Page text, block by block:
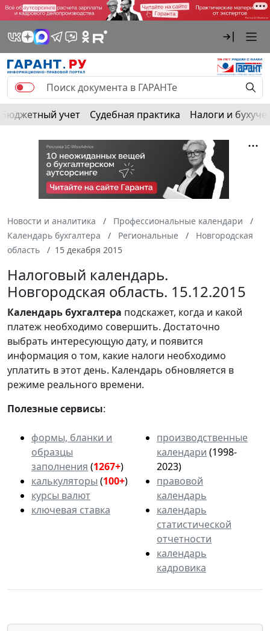
Бюджетный учет Судебная практика Налоги и
Новости и аналитика
Профессиональные календари
Календарь бухгалтера
Региональные
Новгородская
область
15 декабря 2015
Налоговый календарь.
Новгородская область. 15.12.2015
Календарьбухгалтера подскажет, когда и какой
платеж необходимо совершить. Достаточно
выбрать интересующую дату, и появится
информация о том, какие налоги необходимо
уплатить в этот день. Календарь обновляется в
режиме реального времени.
Полезные сервисы:
формы, бланки и
образцы
заполнения (1267+)
калькуляторы (100+)
курсы валют
ключевая ставка
производственные
календари (1998-
2023)
правовой
календарь
календарь
статистической
отчетности
календарь
кадровика